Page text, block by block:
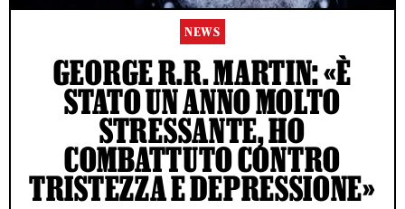
NEWS
GEORGE R.R. MARTIN: «È
STATO UN ANNO MOLTO
STRESSANTE, HO
COMBATTUTO CONTRO
TRISTEZZA E DEPRESSIONE»